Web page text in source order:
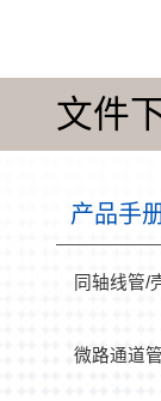
文件
产品手
同轴线管/
微路通道